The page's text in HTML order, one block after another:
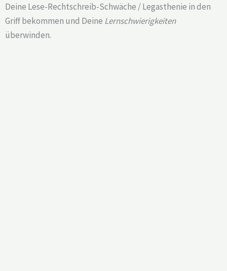
Deine Lese-Rechtschreib-Schwäche / Legasthenie in den
Griff bekommen und Deine Lernschwierigkeiten
überwinden.